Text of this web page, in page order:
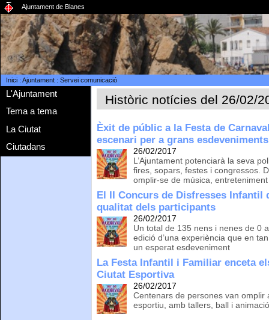
Ajuntament de Blanes
Inici: Ajuntament: Servei comunicació
L'Ajuntament
Tema a tema
La Ciutat
Ciutadans
Històric notícies del 26/02/
Èxit de públic a la Festa de
escenari per a grans esdeveniments
26/02/2017
L’Ajuntament potenciarà la seva
fires, sopars, festes i congressos.
omplir-se de música,
El II Concurs de Disfresses Infantil
qualitat dels participants
26/02/2017
Un total de 135 nens i nenes de 0
edició d’una experiència que en
un esperat esdeveniment
La Festa Infantil i Familiar enceta
Ciutat Esportiva
26/02/2017
Centenars de persones van omplir
esportiu, amb tallers, ball i